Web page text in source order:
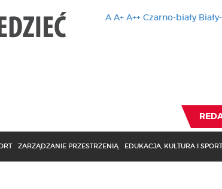
A A+ A++ Czarno-biały
ZARZĄDZANIE PRZESTRZENIĄ EDUKACJA, KULTURA I SPORT